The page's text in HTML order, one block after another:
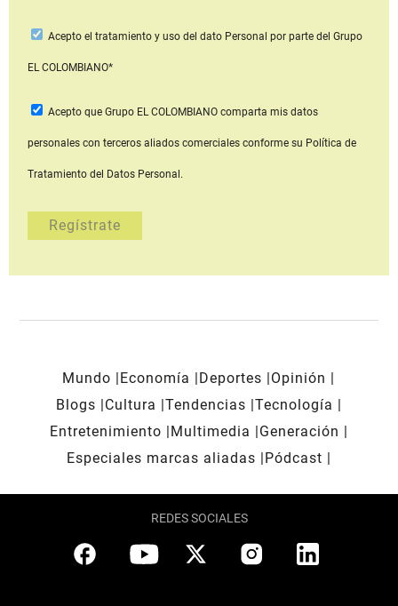
Acepto el tratamiento y uso del dato Personal por parte del Grupo
EL COLOMBIANO*
Acepto que Grupo EL COLOMBIANOcomparta mis datos
personales con terceros aliados comerciales conforme su Política de
Tratamiento del Datos Personal.
Mundo Economía Deportes
Opinión
Blogs
Cultura Tendencias Tecnología
Entretenimiento
Multimedia
Generación
Especiales marcas aliadas
Pódcast
REDES SOCIALES